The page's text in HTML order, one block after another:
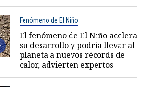
Fenómeno de El Niño
El fenómeno de El Niño acelera
su desarrollo y podría llevar al
planeta a nuevos récords de
calor, advierten expertos